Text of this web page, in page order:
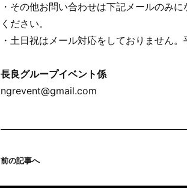
・その他お問い合わせは下記メールのみ
ください。
・土日祝はメール対応をしておりません
長良グループイベント係
ngrevent@gmail.com
前の記事へ